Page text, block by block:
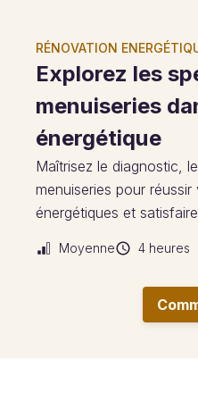
RÉNOVATION
Explorez les
menuiseries
énergétique
Maîtrisez le diagnostic,
menuiseries pour
énergétiques et
Moyenne 4 heures